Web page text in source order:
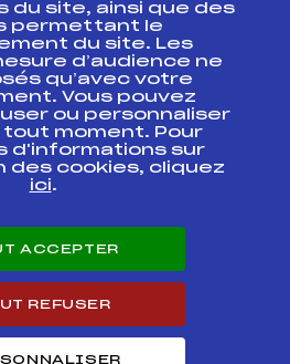
fédéral
Formation, Suivi
du site, ainsi que des
permettant le
du site. Les
d’audience ne
qu’avec votre
Vous pouvez
ou personnaliser
tout moment. Pour
d'informations sur
des cookies, cliquez
ici.
ACCEPTER
REFUSER